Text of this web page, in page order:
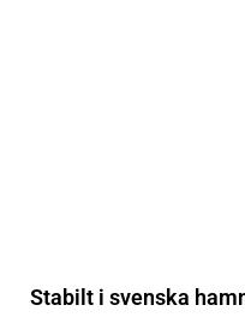
Stabilt i svenska